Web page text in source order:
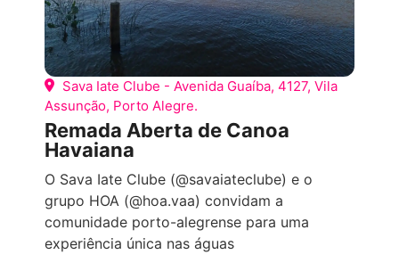
Sava Iate Clube - Avenida Guaíba, 4127, Vila
Assunção, Porto Alegre.
Remada Aberta de Canoa
Havaiana
O Sava Iate Clube (@savaiateclube) e o
grupo HOA (@hoa.vaa) convidam a
comunidade porto-alegrense para uma
experiência única nas águas